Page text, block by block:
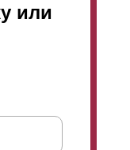
или